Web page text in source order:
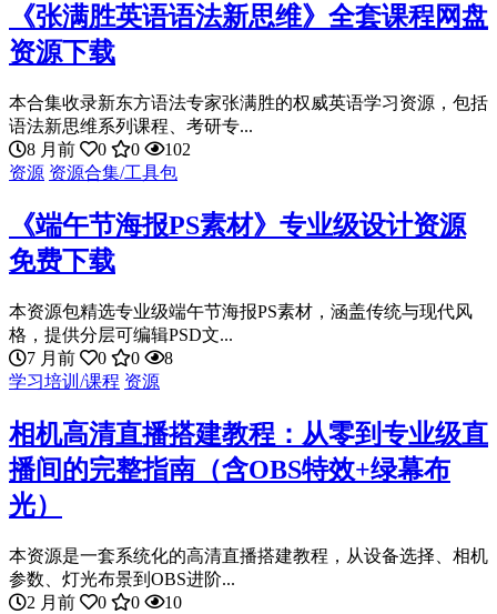
《张满胜英语语法新思维》全套课程网盘
资源下载
本合集收录新东方语法专家张满胜的权威英语学习资源，包括
语法新思维系列课程、考研专...
8 月前
0 0
102
资源 资源合集/工具包
《端午节海报PS素材》专业级设计资源
免费下载
本资源包精选专业级端午节海报PS素材，涵盖传统与现代风
格，提供分层可编辑PSD文...
7 月前
0 0
8
学习培训/课程 资源
相机高清直播搭建教程：从零到专业级直
播间的完整指南（含OBS特效+绿幕布
光）
本资源是一套系统化的高清直播搭建教程，从设备选择、相机
参数、灯光布景到OBS进阶...
2 月前
0 0
10